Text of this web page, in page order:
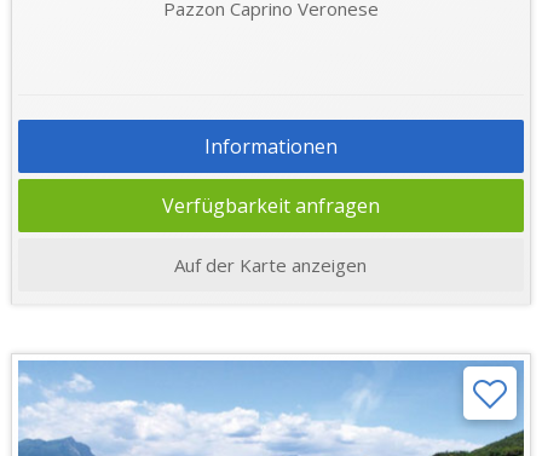
Pazzon Caprino Veronese
Informationen
Verfügbarkeit anfragen
Auf der Karte anzeigen